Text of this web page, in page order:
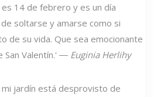
14 de febrero y es un día
soltarse y amarse como si
de su vida. Que sea emocionante
San Valentín.' ― Euginia Herlihy
jardín está desprovisto de